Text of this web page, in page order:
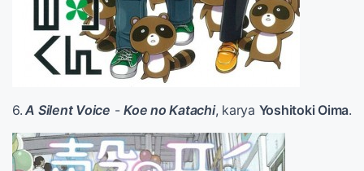
6. A Silent Voice - Koe no Katachi, karya Yoshitoki Oima.